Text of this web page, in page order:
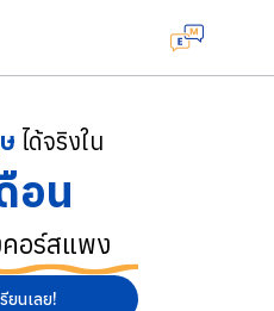
ได้จริงใน
อน
อร์สแพง
ยนเลย!